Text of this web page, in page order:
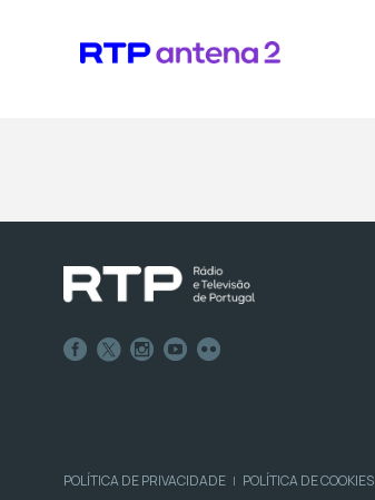
POLÍTICA DE PRIVACIDADE | POLÍTICA DE COOKIES